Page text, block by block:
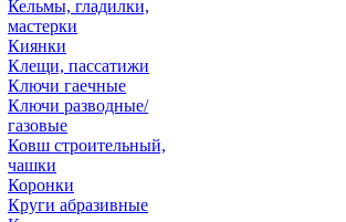
Кельмы, гладилки,
мастерки
Киянки
Клещи, пассатижи
Ключи гаечные
Ключи разводные/
газовые
Ковш строительный,
чашки
Коронки
Круги абразивные